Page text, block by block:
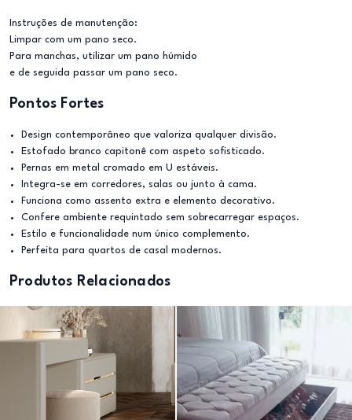
Instruções de manutenção:
Limpar com um pano seco.
Para manchas, utilizar um pano húmido
e de seguida passar um pano seco.
Pontos Fortes
Design contemporâneo que valoriza qualquer divisão.
Estofado branco capitonê com aspeto sofisticado.
Pernas em metal cromado em U estáveis.
Integra-se em corredores, salas ou junto à cama.
Funciona como assento extra e elemento decorativo.
Confere ambiente requintado sem sobrecarregar espaços.
Estilo e funcionalidade num único complemento.
Perfeita para quartos de casal modernos.
Produtos Relacionados